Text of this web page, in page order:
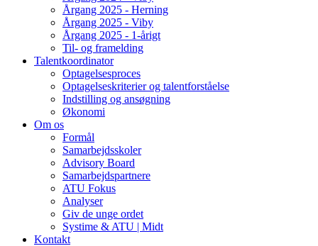
Årgang 2025 - Herning
Årgang 2025 - Viby
Årgang 2025 - 1-årigt
Til- og framelding
Talentkoordinator
Optagelsesproces
Optagelseskriterier og talentforståelse
Indstilling og ansøgning
Økonomi
Om os
Formål
Samarbejdsskoler
Advisory Board
Samarbejdspartnere
ATU Fokus
Analyser
Giv de unge ordet
Systime & ATU | Midt
Kontakt